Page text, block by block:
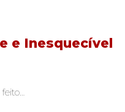
e Inesquecível